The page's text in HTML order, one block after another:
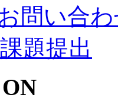
問い合
題提出